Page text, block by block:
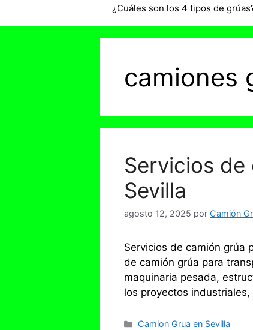
¿Cuáles son los 4 tipos de
camiones
Servicios
Sevilla
agosto 12, 2025 por Camión
Servicios de camión grúa
de camión grúa para
maquinaria pesada,
los proyectos
Categorías
Camion Grua en Sevilla